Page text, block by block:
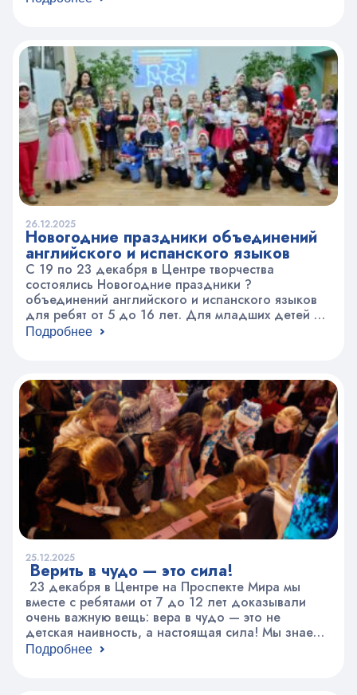
сделали сюрприз для детей и педагогов. Они
разыграли целый мини-спектакль с пением,
танцем и игрой на музыкальных инструментах….
26.12.2025
Новогодние праздники объединений
английского и испанского языков
С 19 по 23 декабря в Центре творчества
состоялись Новогодние праздники ?
объединений английского и испанского языков
для ребят от 5 до 16 лет. Для младших детей из
объединения «English 5» мероприятие проходило
детей, сладостями и подарками. Ребята
постарше из коллективов «Open World», “El
mundo…
Подробнее
25.12.2025
Верить в чудо — это сила!
23 декабря в Центре на Проспекте Мира мы
вместе с ребятами от 7 до 12 лет доказывали
очень важную вещь: вера в чудо — это не
детская наивность, а настоящая сила! Мы знаем,
что с возрастом верить в волшебство становится
Подробнее